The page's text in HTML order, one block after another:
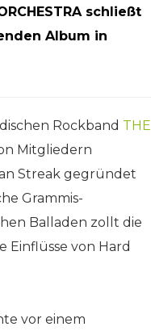
schließt
Album in
Rockband THE
Mitgliedern
Streak gegründet
Grammis-
Balladen zollt die
Einflüsse von Hard
vor einem